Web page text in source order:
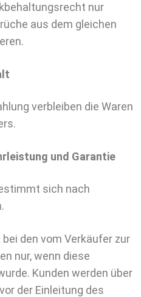
nur
aus dem gleichen
verbleiben die Waren
und Garantie
sich nach
den vom Verkäufer zur
nur, wenn diese
Kunden werden über
der Einleitung des